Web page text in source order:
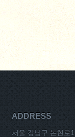
ADDRESS
서울 강남구 논현로